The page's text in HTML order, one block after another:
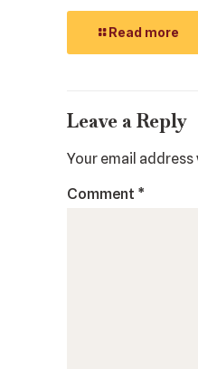
Read more
Leave a Reply
Your email
Comment *